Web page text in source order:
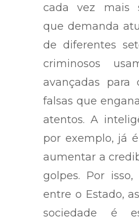
cada vez mais
que demanda
de diferentes
criminosos
avançadas para
falsas que
atentos. A
por exemplo, já
aumentar a
golpes. Por isso,
entre o Estado,
sociedade é